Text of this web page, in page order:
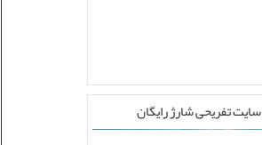
سایت تفریحی شارژ رایگان